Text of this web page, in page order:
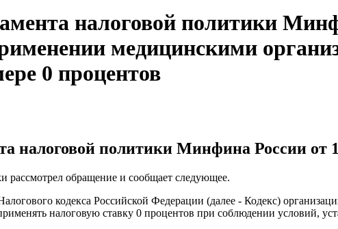
налоговой политики
медицинскими
0 процентов
налоговой политики Минфина России от
рассмотрел обращение и сообщает следующее.
кодекса Российской Федерации (далее - Кодекс)
налоговую ставку 0 процентов при соблюдении условий,